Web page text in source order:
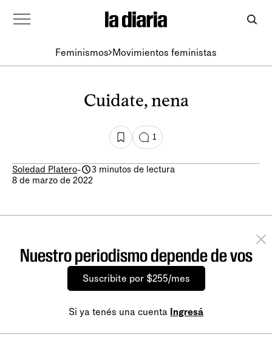
Feminismos Movimientos feministas
Cuidate, nena
1
Soledad Platero-
3 minutos de lectura
8 de marzo de 2022
Nuestro periodismo depende de vos
Suscribite por $255/mes
Si ya tenés una cuenta Ingresá